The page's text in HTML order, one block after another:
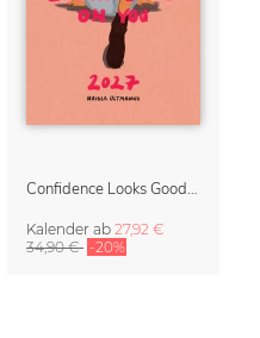
Kalender ab 27,92 €
34,90 € -20%